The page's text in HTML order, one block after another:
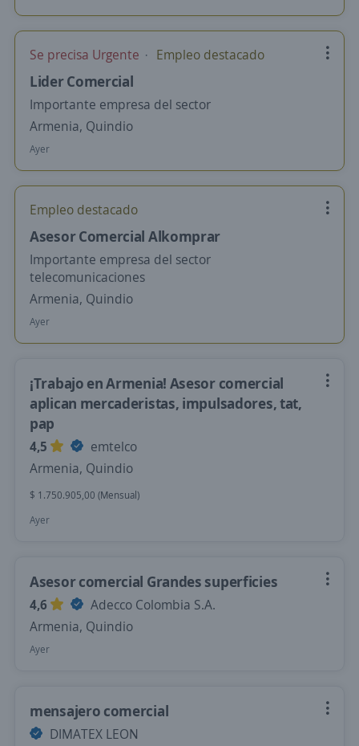
Se precisa Urgente Empleo destacado
Lider Comercial
Importante empresa del sector
Armenia, Quindio
Ayer
Empleo destacado
Asesor Comercial Alkomprar
Importante empresa del sector
telecomunicaciones
Armenia, Quindio
Ayer
¡Trabajo en Armenia! Asesor comercial
aplican mercaderistas, impulsadores, tat,
pap
4,5
emtelco
Armenia, Quindio
$ 1.750.905,00 (Mensual)
Ayer
Asesor comercial Grandes superficies
4,6
Adecco Colombia S.A.
Armenia, Quindio
Ayer
mensajero comercial
DIMATEX LEON